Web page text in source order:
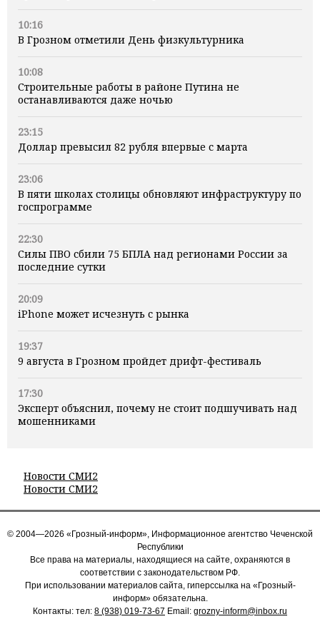
10:16
В Грозном отметили День физкультурника
10:08
Строительные работы в районе Путина не
останавливаются даже ночью
23:15
Доллар превысил 82 рубля впервые с марта
23:06
В пяти школах столицы обновляют инфраструктуру по
госпрограмме
22:30
Силы ПВО сбили 75 БПЛА над регионами России за
последние сутки
20:09
iPhone может исчезнуть с рынка
19:37
9 августа в Грозном пройдет дрифт-фестиваль
17:30
Эксперт объяснил, почему не стоит подшучивать над
мошенниками
Новости СМИ2
Новости СМИ2
© 2004—2026 «Грозный-информ», Информационное агентство Чеченской
Республики
Все права на материалы, находящиеся на сайте, охраняются в
соответствии с законодательством РФ.
При использовании материалов сайта, гиперссылка на «Грозный-
информ» обязательна.
Контакты: тел: 8 (938) 019-73-67 Email: grozny-inform@inbox.ru